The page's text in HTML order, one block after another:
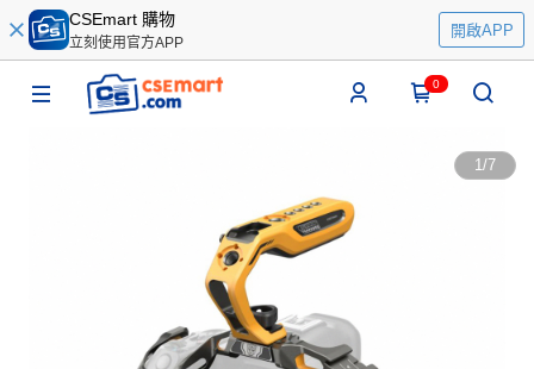
CSEmart 購物
立刻使用官方APP
開啟APP
0
1/7